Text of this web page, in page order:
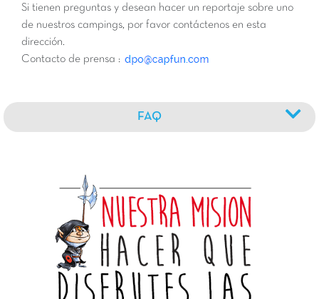
Si tienen preguntas y desean hacer un reportaje sobre uno
de nuestros campings, por favor contáctenos en esta
dirección.
Contacto de prensa :
FAQ